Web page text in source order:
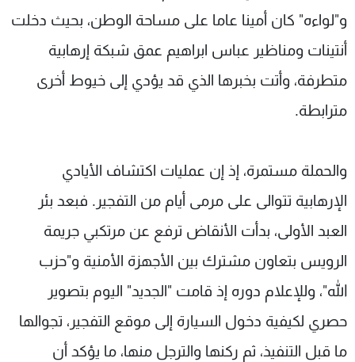
و"لواءه" كان أمينا عاما على مساحة الوطن، بحيث دخلت
أنتينات ومناظير عباس ابراهيم عمق شبكة إرهابية
متطرفة، وأتت بخبرها الذي قد يؤدي إلى خيوط أخرى
مترابطة.
والحملة مستمرة، إذ إن عمليات اكتشاف الأيادي
الإرهابية تتوالى على مرمى أيام من التفجير. فبعد بئر
العبد الأولى، بدأت الأنقاض ترفع عن مرتكبي جريمة
الرويس بتعاون مشترك بين الأجهزة الأمنية و"حزب
الله"، وللإعلام دوره إذ قامت "الجديد" اليوم بتصوير
حصري لكيفية دخول السيارة إلى موقع التفجير، تجوالها
ما قبل التنفيذ، ثم ركنها والترجل منها، ما يؤكد أن